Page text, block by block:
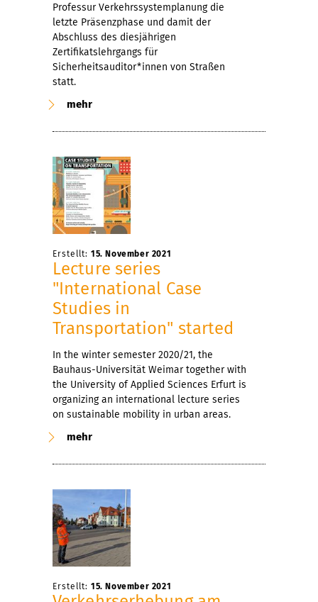
Professur Verkehrssystemplanung die
letzte Präsenzphase und damit der
Abschluss des diesjährigen
Zertifikatslehrgangs für
Sicherheitsauditor*innen von Straßen
statt.
mehr
Erstellt: 15. November 2021
Lecture series
"International Case
Studies in
Transportation" started
In the winter semester 2020/21, the
Bauhaus-Universität Weimar together with
the University of Applied Sciences Erfurt is
organizing an international lecture series
on sustainable mobility in urban areas.
mehr
Erstellt: 15. November 2021